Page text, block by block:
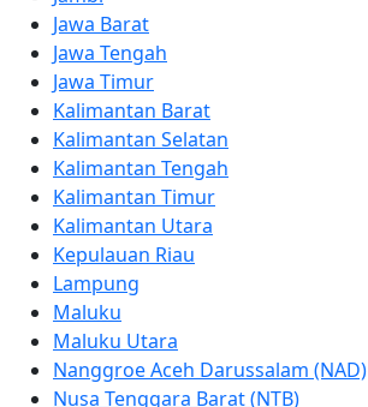
Jawa Barat
Jawa Tengah
Jawa Timur
Kalimantan Barat
Kalimantan Selatan
Kalimantan Tengah
Kalimantan Timur
Kalimantan Utara
Kepulauan Riau
Lampung
Maluku
Maluku Utara
Nanggroe Aceh Darussalam (NAD)
Nusa Tenggara Barat (NTB)